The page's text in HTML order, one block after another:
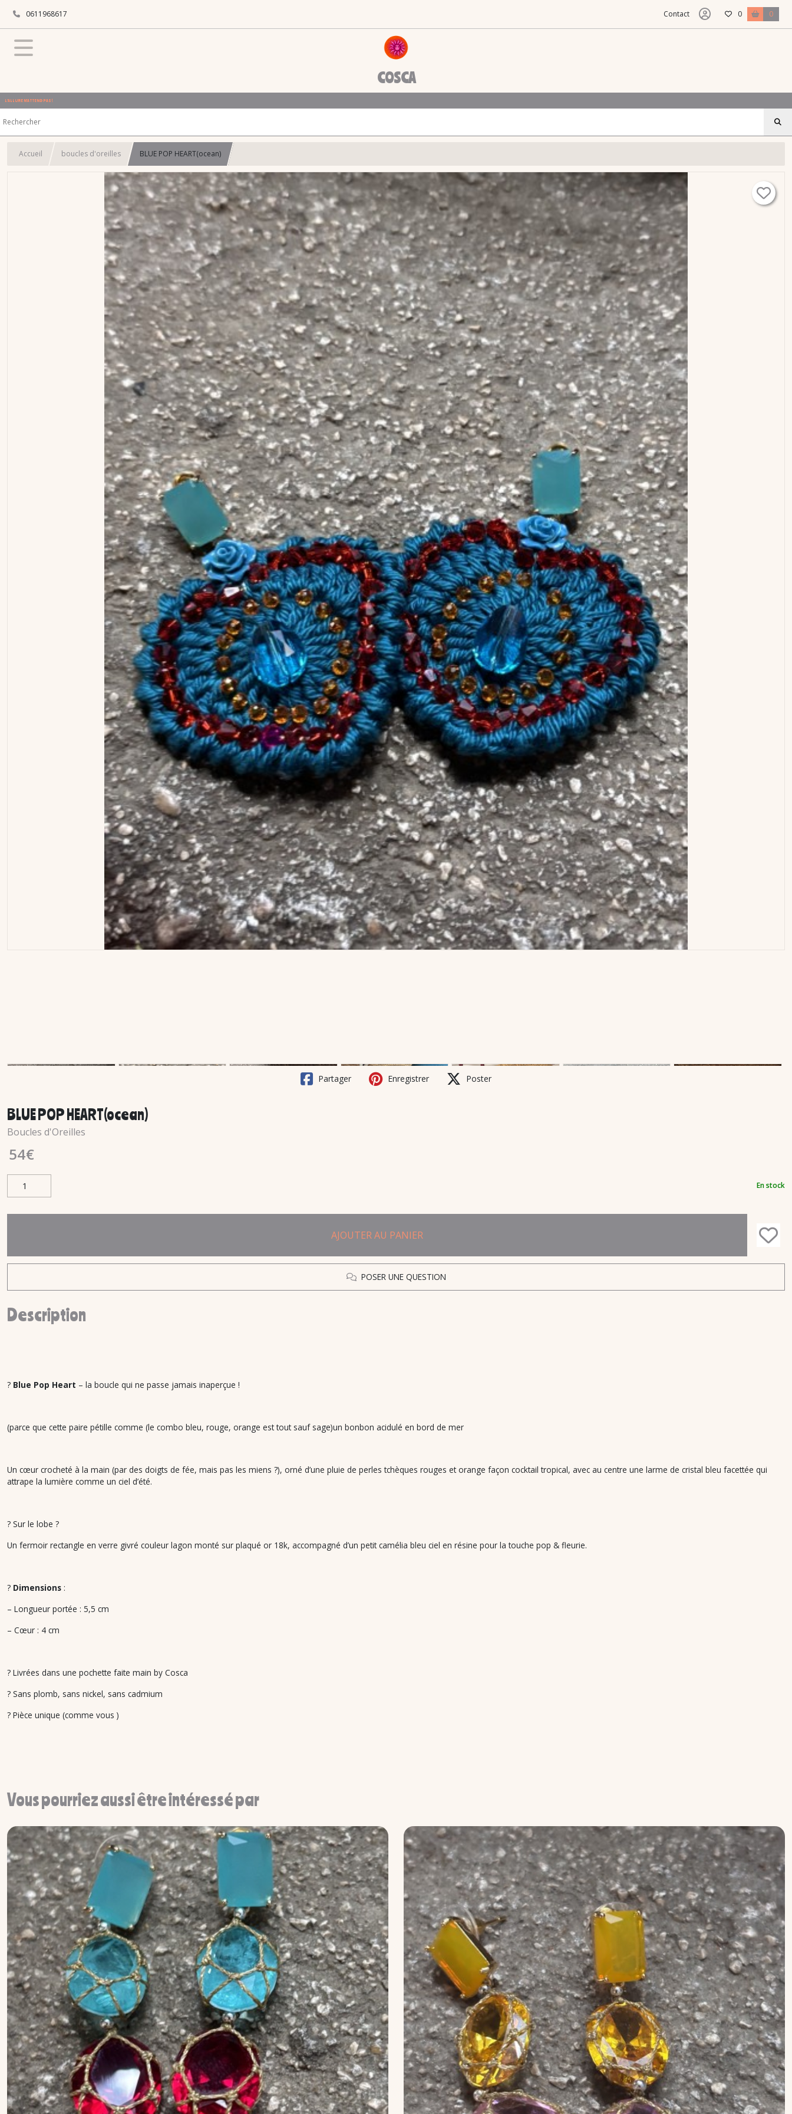
0611968617 Contact 0 0
COSCA
L'ALLURE N'ATTEND PAS !
Accueil boucles d'oreilles BLUE POP HEART(ocean)
Partager Enregistrer Poster
BLUE POP HEART(ocean)
Boucles d'Oreilles
54€
En stock
AJOUTER AU PANIER
POSER UNE QUESTION
Description
? Blue Pop Heart – la boucle qui ne passe jamais inaperçue !
(parce que cette paire pétille comme (le combo bleu, rouge, orange est tout sauf sage)un bonbon acidulé en bord de mer
Un cœur crocheté à la main (par des doigts de fée, mais pas les miens ?), orné d’une pluie de perles tchèques rouges et orange façon cocktail tropical, avec au centre une larme de cristal bleu facettée qui
attrape la lumière comme un ciel d’été.
? Sur le lobe ?
Un fermoir rectangle en verre givré couleur lagon monté sur plaqué or 18k, accompagné d’un petit camélia bleu ciel en résine pour la touche pop & fleurie.
? Dimensions :
– Longueur portée : 5,5 cm
– Cœur : 4 cm
? Livrées dans une pochette faite main by Cosca
? Sans plomb, sans nickel, sans cadmium
? Pièce unique (comme vous )
Vous pourriez aussi être intéressé par